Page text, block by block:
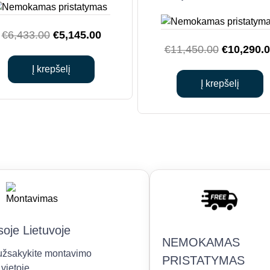
€6,433.00 Original
was:
€6,433.00.
€5,145.00Current
Į krepšelį
€11,450.00 Original
was:
€
Į krepšelį
Lietuvoje
montavimo
NEMOKAMAS
PRISTATYMAS